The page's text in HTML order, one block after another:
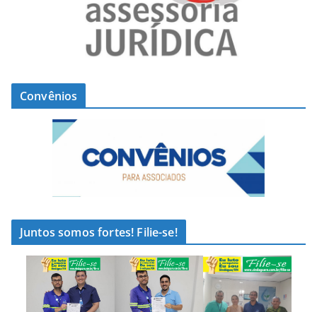
Convênios
Juntos somos fortes! Filie-se!